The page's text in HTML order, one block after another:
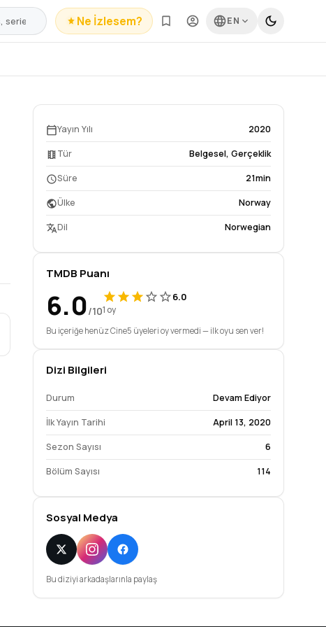
Ne İzlesem? EN
Yayın Yılı 2020
Tür Belgesel, Gerçeklik
Süre 21min
Ülke Norway
Dil Norwegian
TMDB Puanı
6.0/10
6.0
1 oy
Bu içeriğe henüz Cine5 üyeleri oy vermedi — ilk oyu sen ver!
Dizi Bilgileri
Durum Devam Ediyor
İlk Yayın Tarihi April 13, 2020
Sezon Sayısı 6
Bölüm Sayısı 114
Sosyal Medya
Bu diziyi arkadaşlarınla paylaş